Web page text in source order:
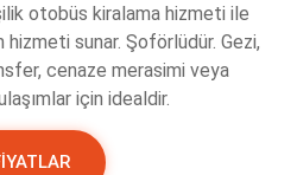
otobüs kiralama hizmeti ile
hizmeti sunar. Şoförlüdür. Gezi,
cenaze merasimi veya
için idealdir.